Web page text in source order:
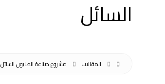
المقالات مشروع صناعة الصابون السائل